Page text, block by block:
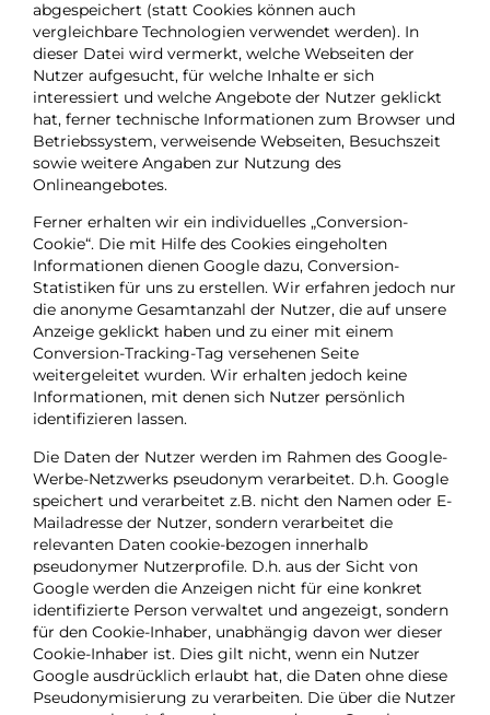
abgespeichert (statt Cookies können auch
vergleichbare Technologien verwendet werden). In
dieser Datei wird vermerkt, welche Webseiten der
Nutzer aufgesucht, für welche Inhalte er sich
interessiert und welche Angebote der Nutzer geklickt
hat, ferner technische Informationen zum Browser und
Betriebssystem, verweisende Webseiten, Besuchszeit
sowie weitere Angaben zur Nutzung des
Onlineangebotes.
Ferner erhalten wir ein individuelles „Conversion-
Cookie“. Die mit Hilfe des Cookies eingeholten
Informationen dienen Google dazu, Conversion-
Statistiken für uns zu erstellen. Wir erfahren jedoch nur
die anonyme Gesamtanzahl der Nutzer, die auf unsere
Anzeige geklickt haben und zu einer mit einem
Conversion-Tracking-Tag versehenen Seite
weitergeleitet wurden. Wir erhalten jedoch keine
Informationen, mit denen sich Nutzer persönlich
identifizieren lassen.
Die Daten der Nutzer werden im Rahmen des Google-
Werbe-Netzwerks pseudonym verarbeitet. D.h. Google
speichert und verarbeitet z.B. nicht den Namen oder E-
Mailadresse der Nutzer, sondern verarbeitet die
relevanten Daten cookie-bezogen innerhalb
pseudonymer Nutzerprofile. D.h. aus der Sicht von
Google werden die Anzeigen nicht für eine konkret
identifizierte Person verwaltet und angezeigt, sondern
für den Cookie-Inhaber, unabhängig davon wer dieser
Cookie-Inhaber ist. Dies gilt nicht, wenn ein Nutzer
Google ausdrücklich erlaubt hat, die Daten ohne diese
Pseudonymisierung zu verarbeiten. Die über die Nutzer